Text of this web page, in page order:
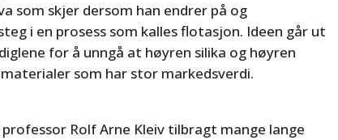
som skjer dersom han endrer på og
i en prosess som kalles flotasjon. Ideen går ut
for å unngå at høyren silika og høyren
som har stor markedsverdi.
Rolf Arne Kleiv tilbragt mange lange